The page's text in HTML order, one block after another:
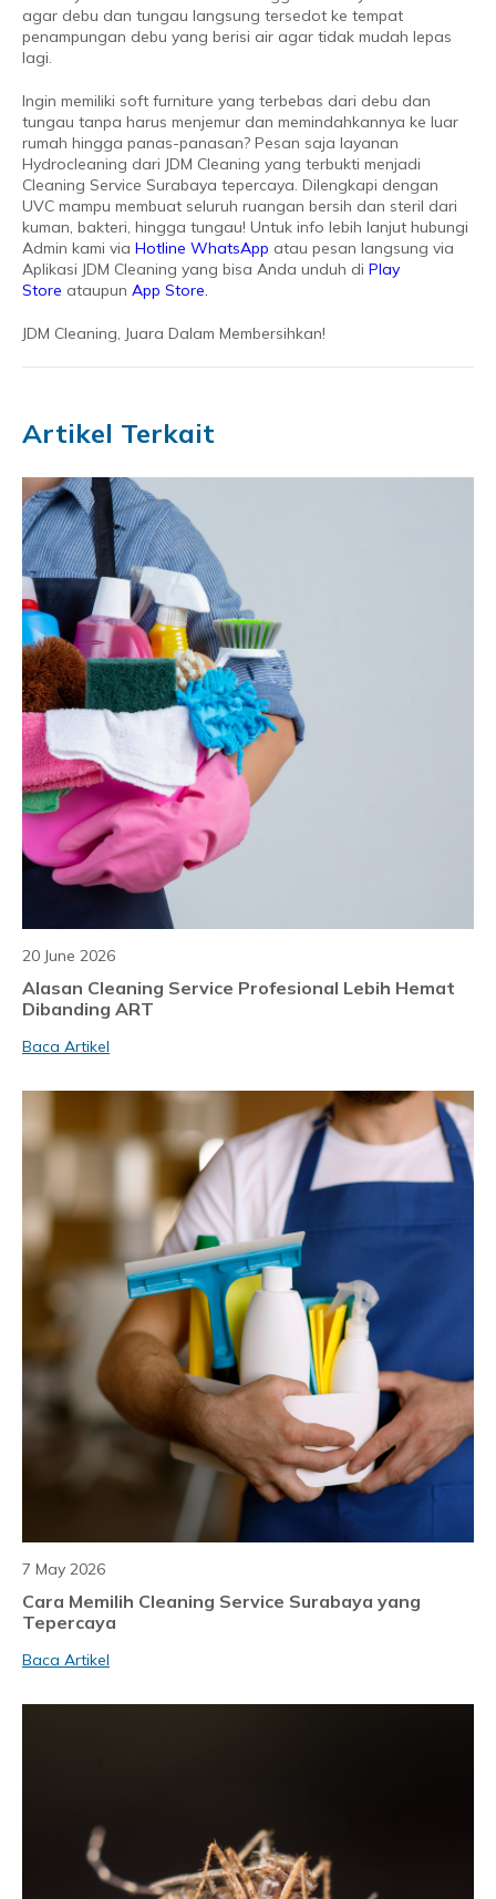
agar debu dan tungau langsung tersedot ke tempat
penampungan debu yang berisi air agar tidak mudah lepas
lagi.
Ingin memiliki soft furniture yang terbebas dari debu dan
tungau tanpa harus menjemur dan memindahkannya ke luar
rumah hingga panas-panasan? Pesan saja layanan
Hydrocleaning dari JDM Cleaning yang terbukti menjadi
Cleaning Service Surabaya tepercaya. Dilengkapi dengan
UVC mampu membuat seluruh ruangan bersih dan steril dari
kuman, bakteri, hingga tungau! Untuk info lebih lanjut hubungi
Admin kami via Hotline WhatsApp atau pesan langsung via
Aplikasi JDM Cleaning yang bisa Anda unduh di Play
Store ataupun App Store.
JDM Cleaning, Juara Dalam Membersihkan!
Artikel Terkait
20 June 2026
Alasan Cleaning Service Profesional Lebih Hemat
Dibanding ART
Baca Artikel
7 May 2026
Cara Memilih Cleaning Service Surabaya yang
Tepercaya
Baca Artikel